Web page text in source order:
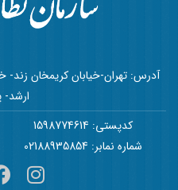
آدرس: تهران-خیابان کریمخان زند-
ارشد-
کدپستی: 1598774614
شماره نمابر: 02188935854